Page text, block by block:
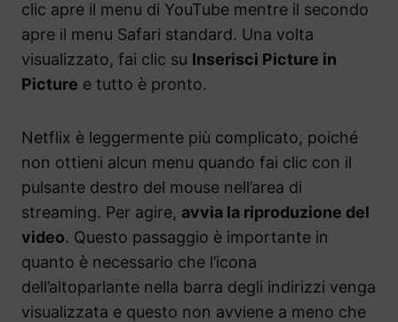
clic apre il menu di YouTube mentre il secondo
apre il menu Safari standard. Una volta
visualizzato, fai clic su Inserisci Picture in
Picture e tutto è pronto.
Netflix è leggermente più complicato, poiché
non ottieni alcun menu quando fai clic con il
pulsante destro del mouse nell’area di
streaming. Per agire, avvia la riproduzione del
video. Questo passaggio è importante in
quanto è necessario che l’icona
dell’altoparlante nella barra degli indirizzi venga
visualizzata e questo non avviene a meno che